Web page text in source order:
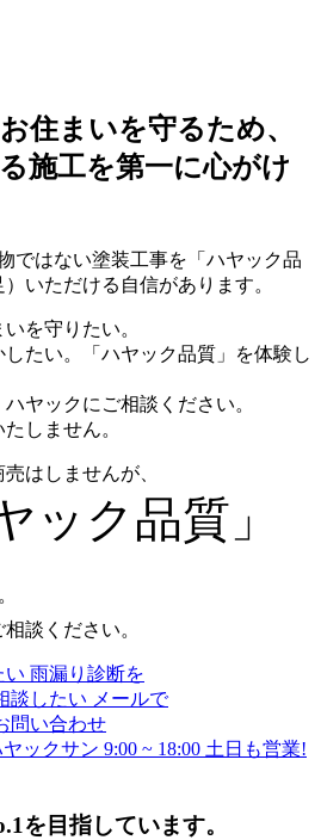
住まいを守るため、
施工を第一に心がけ
ではない塗装工事を「ハヤック品
いただける自信があります。
を守りたい。
たい。「ハヤック品質」を体験し
ヤックにご相談ください。
しません。
はしませんが、
ック品質」
談ください。
雨漏り診断を
メールで
問い合わせ
9:00 ~ 18:00 土日も営業!
を目指しています。